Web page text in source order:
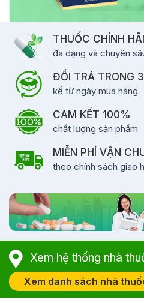
THUỐC CHÍNH
đa dạng và chuyên
ĐỔI TRẢ TRONG
kể từ ngày mua hàng
CAM KẾT 100%
chất lượng sản phẩm
MIỄN PHÍ VẬN
theo chính sách giao
Xem hệ thống nhà
Xem danh sách nhà